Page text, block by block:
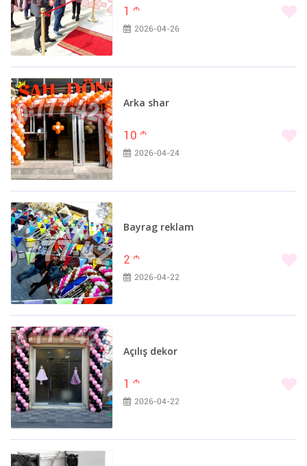
MG (0)
Mini (0)
Minsk (0)
Nissan Diesel (0)
Nissan March (0)
Oldsmobile (0)
Panther (0)
Pars Khodro (0)
PAZ (0)
Peugeot (0)
Plymouth (0)
Pontiac (0)
Porsche (0)
QAZ (0)
RAF (0)
Rolls-Royce (0)
Rover (0)
Saab (0)
Saipa (0)
Saturn (0)
Scania (0)
Scion (0)
1 m
2026-04-26
Arka shar
10 m
2026-04-24
Bayrag reklam
2 m
2026-04-22
Açılış dekor
1 m
2026-04-22